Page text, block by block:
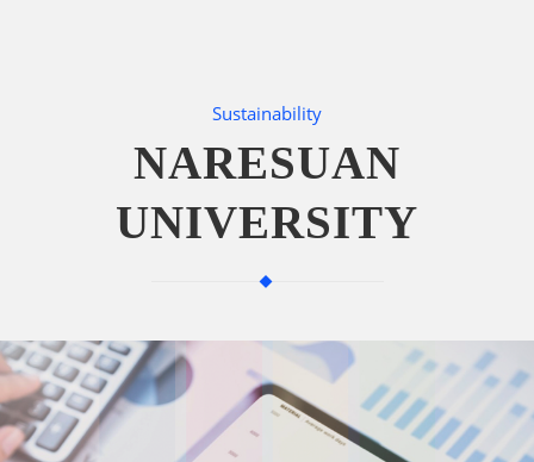
Sustainability
NARESUAN
UNIVERSITY